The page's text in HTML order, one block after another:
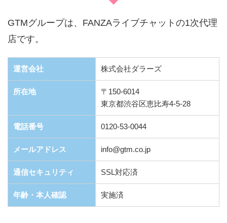
GTMグループは、FANZAライブチャットの1次代理
店です。
運営会社 株式会社ダラーズ
所在地
〒150-6014
東京都渋谷区恵比寿4-5-28
電話番号 0120-53-0044
メールアドレス info@gtm.co.jp
通信セキュリティ SSL対応済
年齢・本人確認 実施済